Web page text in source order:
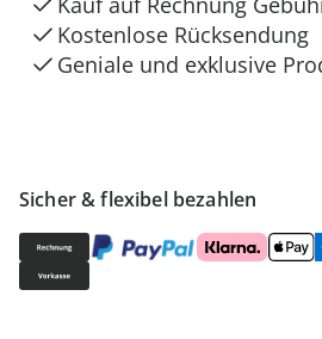
Sicher & flexibel bezahlen
Kostenlose Rücksendung
Geniale und exklusive